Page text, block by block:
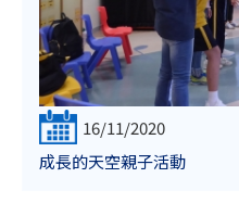
16/11/2020
成長的天空親子活動